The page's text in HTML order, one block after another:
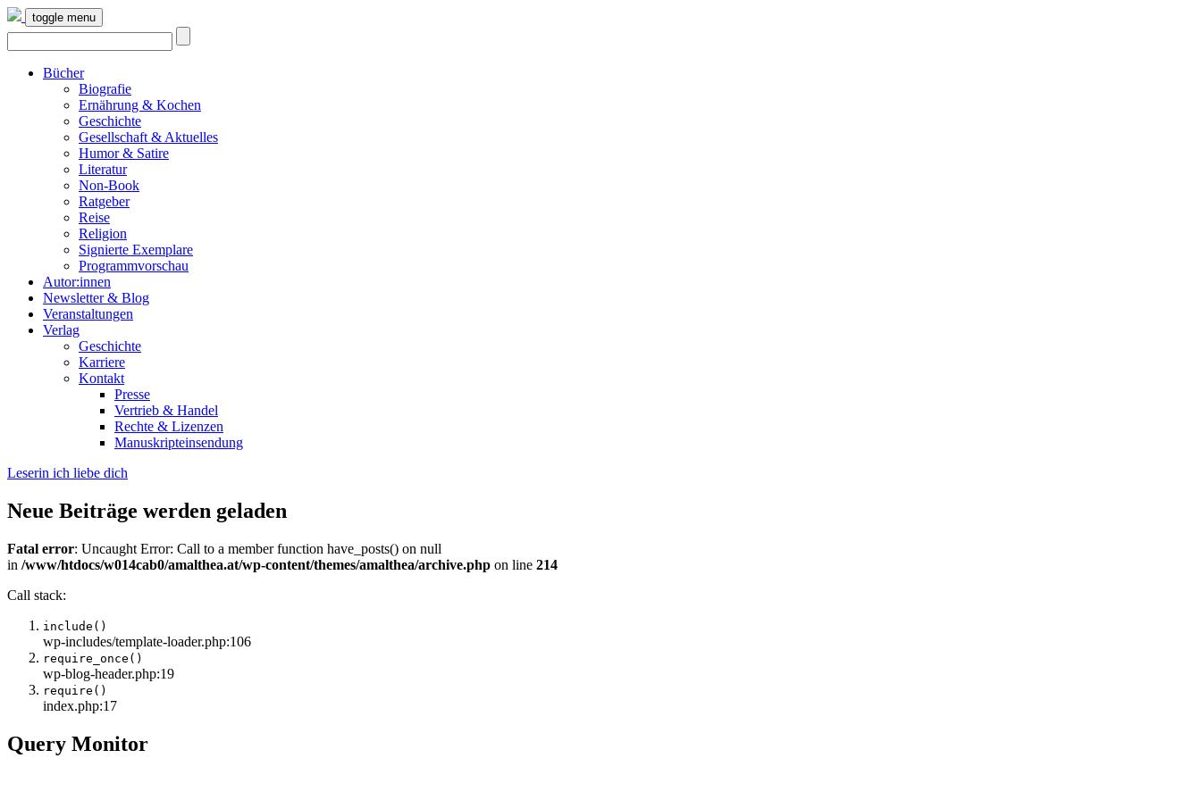
toggle menu
Bücher
Biografie
Ernährung & Kochen
Geschichte
Gesellschaft & Aktuelles
Humor & Satire
Literatur
Non-Book
Ratgeber
Reise
Religion
Signierte Exemplare
Programmvorschau
Autor:innen
Newsletter & Blog
Veranstaltungen
Verlag
Geschichte
Karriere
Kontakt
Presse
Vertrieb & Handel
Rechte & Lizenzen
Manuskripteinsendung
Leserin ich liebe dich
Neue Beiträge werden geladen
Fatal error: Uncaught Error: Call to a member function have_posts() on null
in /www/htdocs/w014cab0/amalthea.at/wp-content/themes/amalthea/archive.php on line 214
Call stack:
include()
wp-includes/template-loader.php:106
require_once()
wp-blog-header.php:19
require()
index.php:17
Query Monitor